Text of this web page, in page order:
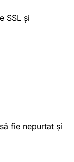
SSL și
fie nepurtat și